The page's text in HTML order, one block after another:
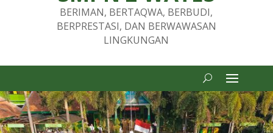
BERIMAN, BERTAQWA, BERBUDI,
BERPRESTASI, DAN BERWAWASAN
LINGKUNGAN